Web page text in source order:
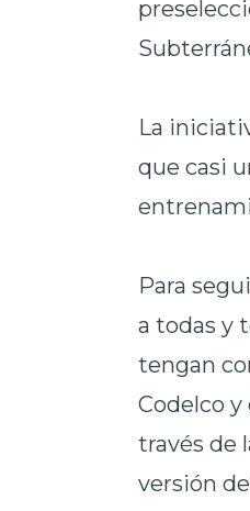
La
que casi
Para
a todas y
tengan
Codelco
través de
versión